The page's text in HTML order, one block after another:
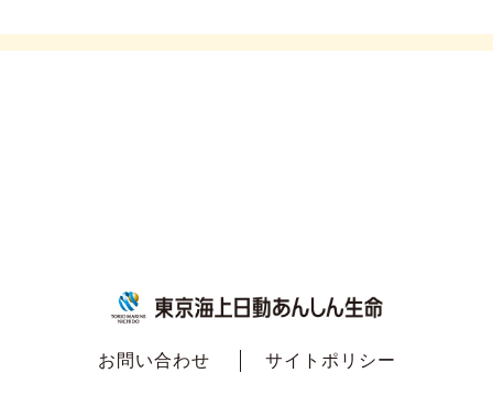
お問い合わせ サイトポリシー